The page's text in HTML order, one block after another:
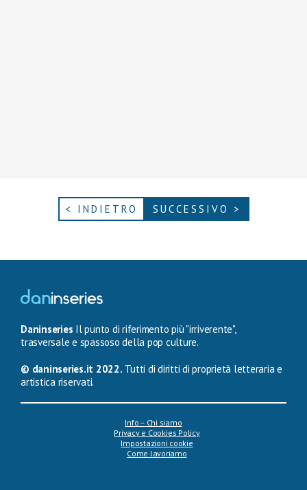
< INDIETRO SUCCESSIVO >
Daninseries Il punto di riferimento più "irriverente",
trasversale e spassoso della pop culture.
© daninseries.it 2022. Tutti di diritti di proprietà letteraria e
artistica riservati.
Info – Chi siamo
Privacy e Cookies Policy
Impostazioni cookie
Come lavoriamo